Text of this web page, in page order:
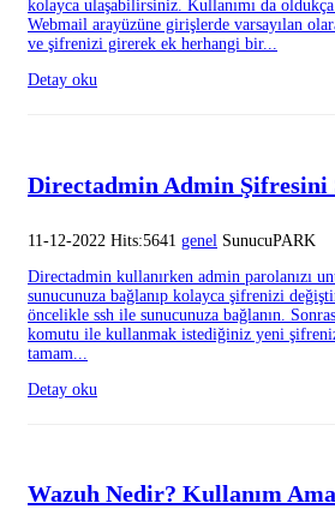
kolayca ulaşabilirsiniz. Kullanımı da
Webmail arayüzüne girişlerde varsayılan
ve şifrenizi girerek ek herhangi bir...
Detay oku
Directadmin Admin Şifresini
11-12-2022 Hits:5641 genel SunucuPARK
Directadmin kullanırken admin parolanızı
sunucunuza bağlanıp kolayca şifrenizi
öncelikle ssh ile sunucunuza bağlanın.
komutu ile kullanmak istediğiniz yeni
tamam...
Detay oku
Wazuh Nedir? Kullanım